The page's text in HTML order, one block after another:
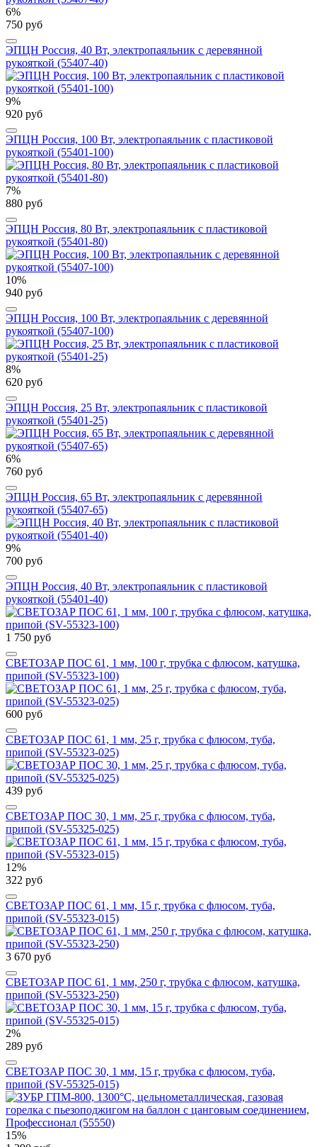
6%
750 руб
ЭПЦН Россия, 40 Вт, электропаяльник с деревянной
рукояткой (55407-40)
9%
920 руб
ЭПЦН Россия, 100 Вт, электропаяльник с пластиковой
рукояткой (55401-100)
7%
880 руб
ЭПЦН Россия, 80 Вт, электропаяльник с пластиковой
рукояткой (55401-80)
10%
940 руб
ЭПЦН Россия, 100 Вт, электропаяльник с деревянной
рукояткой (55407-100)
8%
620 руб
ЭПЦН Россия, 25 Вт, электропаяльник с пластиковой
рукояткой (55401-25)
6%
760 руб
ЭПЦН Россия, 65 Вт, электропаяльник с деревянной
рукояткой (55407-65)
9%
700 руб
ЭПЦН Россия, 40 Вт, электропаяльник с пластиковой
рукояткой (55401-40)
1 750 руб
СВЕТОЗАР ПОС 61, 1 мм, 100 г, трубка с флюсом, катушка,
припой (SV-55323-100)
600 руб
СВЕТОЗАР ПОС 61, 1 мм, 25 г, трубка с флюсом, туба,
припой (SV-55323-025)
439 руб
СВЕТОЗАР ПОС 30, 1 мм, 25 г, трубка с флюсом, туба,
припой (SV-55325-025)
12%
322 руб
СВЕТОЗАР ПОС 61, 1 мм, 15 г, трубка с флюсом, туба,
припой (SV-55323-015)
3 670 руб
СВЕТОЗАР ПОС 61, 1 мм, 250 г, трубка с флюсом, катушка,
припой (SV-55323-250)
2%
289 руб
СВЕТОЗАР ПОС 30, 1 мм, 15 г, трубка с флюсом, туба,
припой (SV-55325-015)
15%